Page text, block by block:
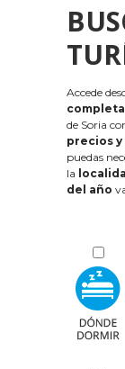
Accede
de Soria
precios
puedas
la
del año